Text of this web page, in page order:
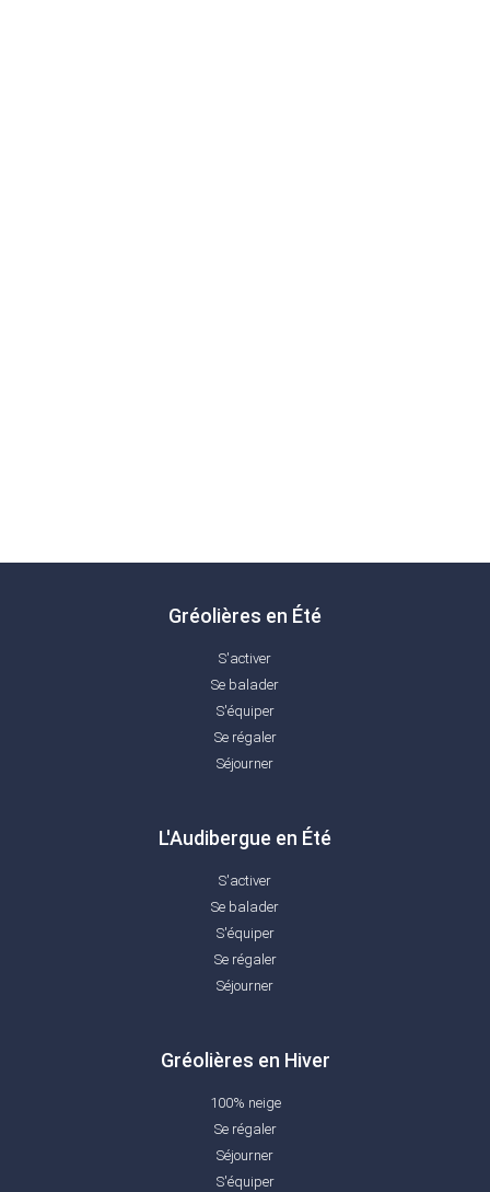
Gréolières en Été
S'activer
Se balader
S'équiper
Se régaler
Séjourner
L'Audibergue en Été
S'activer
Se balader
S'équiper
Se régaler
Séjourner
Gréolières en Hiver
100% neige
Se régaler
Séjourner
S'équiper